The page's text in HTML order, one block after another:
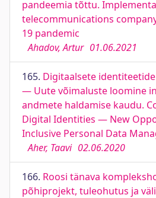
pandeemia tõttu.
telecommunications
19 pandemic
Ahadov, Artur 01.06.2021
165. Digitaalsete
— Uute võimaluste loomine
andmete haldamise kaudu.
Digital Identities — New
Inclusive Personal Data
Aher, Taavi 02.06.2020
166. Roosi tänava
põhiprojekt, tuleohutus ja